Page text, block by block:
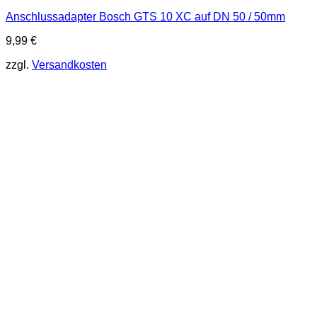
Anschlussadapter Bosch GTS 10 XC auf DN 50 / 50mm
9,99 €
zzgl. Versandkosten